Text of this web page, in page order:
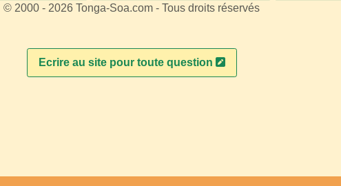
© 2000 - 2026 Tonga-Soa.com - Tous droits réservés
Ecrire au site pour toute question